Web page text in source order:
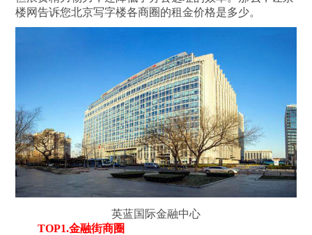
楼网告诉您北京写字楼各商圈的租金价格是多少。
英蓝国际金融中心
TOP1.金融街商圈